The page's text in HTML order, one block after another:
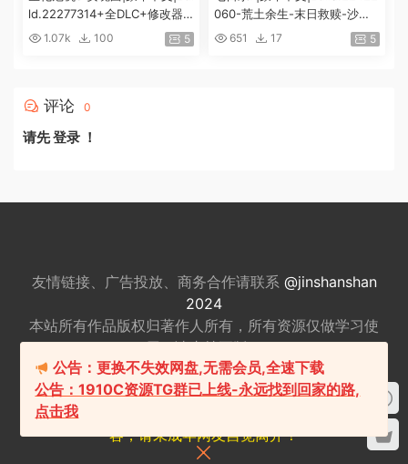
ld.22277314+全DLC+修改器|
解压即撸|[74G/百度]
1.07k 100 5
060-荒土余生-末日救赎-沙盒
+全DLC|解压即撸|
651 17 5
评论 0
请先登录 ！
友情链接、广告投放、商务合作请联系 @jinshanshan
2024
本站所有作品版权归著作人所有，所有资源仅做学习使
用，请支持正版。
适量游戏有益身心健康，请勿长时间沉迷游戏，注意保
护视力并预防近视，保重身体！
我们立足于美国，对全球华人服务，本站包含18+内
容，请未成年网友自觉离开！
公告：更换不失效网盘,无需会员,全速下载
公告：1910C资源TG群已上线-永远找到回家的路,
点击我